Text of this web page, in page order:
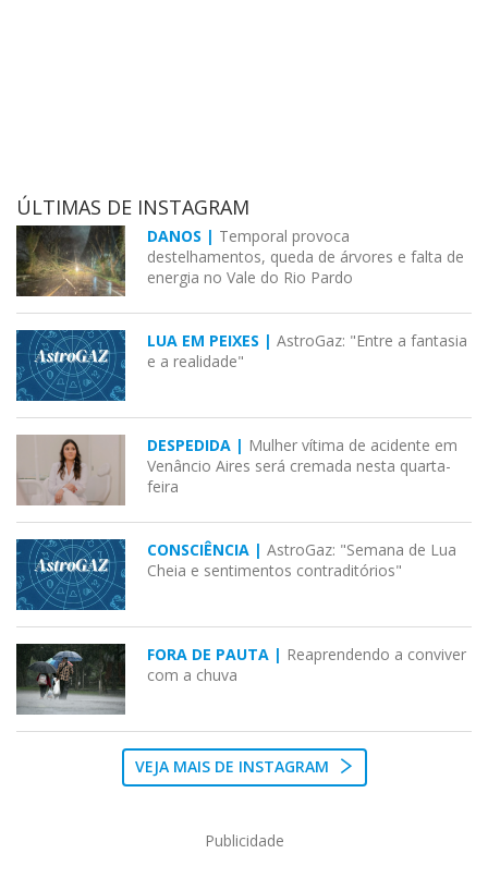
ÚLTIMAS DE INSTAGRAM
DANOS | Temporal provoca
destelhamentos, queda de árvores e falta de
energia no Vale do Rio Pardo
LUA EM PEIXES | AstroGaz: "Entre a fantasia
e a realidade"
DESPEDIDA | Mulher vítima de acidente em
Venâncio Aires será cremada nesta quarta-
feira
CONSCIÊNCIA | AstroGaz: "Semana de Lua
Cheia e sentimentos contraditórios"
FORA DE PAUTA | Reaprendendo a conviver
com a chuva
VEJA MAIS DE INSTAGRAM
Publicidade